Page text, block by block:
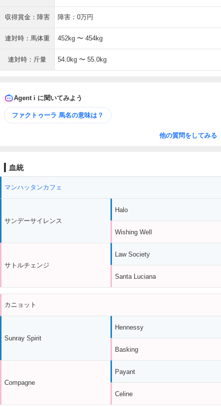
収得賞金：障害 障害：0万円
連対時：馬体重 452kg 〜 454kg
連対時：斤量 54.0kg 〜 55.0kg
Agent i に聞いてみよう
ファクトゥーラ 馬名の意味は？
他の質問をしてみる
血統
マンハッタンカフェ
サンデーサイレンス
サトルチェンジ
Halo
Wishing Well
Law Society
Santa Luciana
カニョット
Sunray Spirit
Compagne
Hennessy
Basking
Payant
Celine